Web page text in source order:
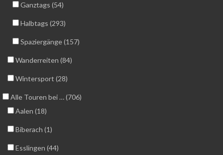
Ganztags (54)
Halbtags (293)
Spaziergänge (157)
Wanderreiten (84)
Wintersport (28)
Alle Touren bei … (706)
Aalen (18)
Biberach (1)
Esslingen (44)